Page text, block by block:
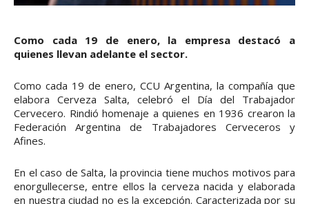
Como cada 19 de enero, la empresa destacó a
quienes llevan adelante el sector.
Como cada 19 de enero, CCU Argentina, la compañía que
elabora Cerveza Salta, celebró el Día del Trabajador
Cervecero. Rindió homenaje a quienes en 1936 crearon la
Federación Argentina de Trabajadores Cerveceros y
Afines.
En el caso de Salta, la provincia tiene muchos motivos para
enorgullecerse, entre ellos la cerveza nacida y elaborada
en nuestra ciudad no es la excepción. Caracterizada por su